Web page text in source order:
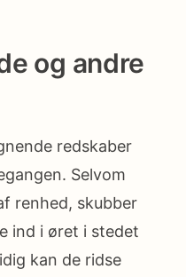
og andre
redskaber
Selvom
renhed, skubber
ind i øret i stedet
kan de ridse